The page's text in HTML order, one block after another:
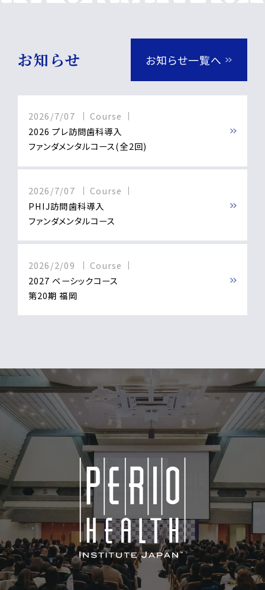
お知らせ お知らせ一覧へ
2026/7/07
Course
2026 プレ訪問歯科導入
ファンダメンタルコース(全2回)
2026/7/07
Course
PHIJ訪問歯科導入
ファンダメンタルコース
2026/2/09
Course
2027 ベーシックコース
第20期 福岡